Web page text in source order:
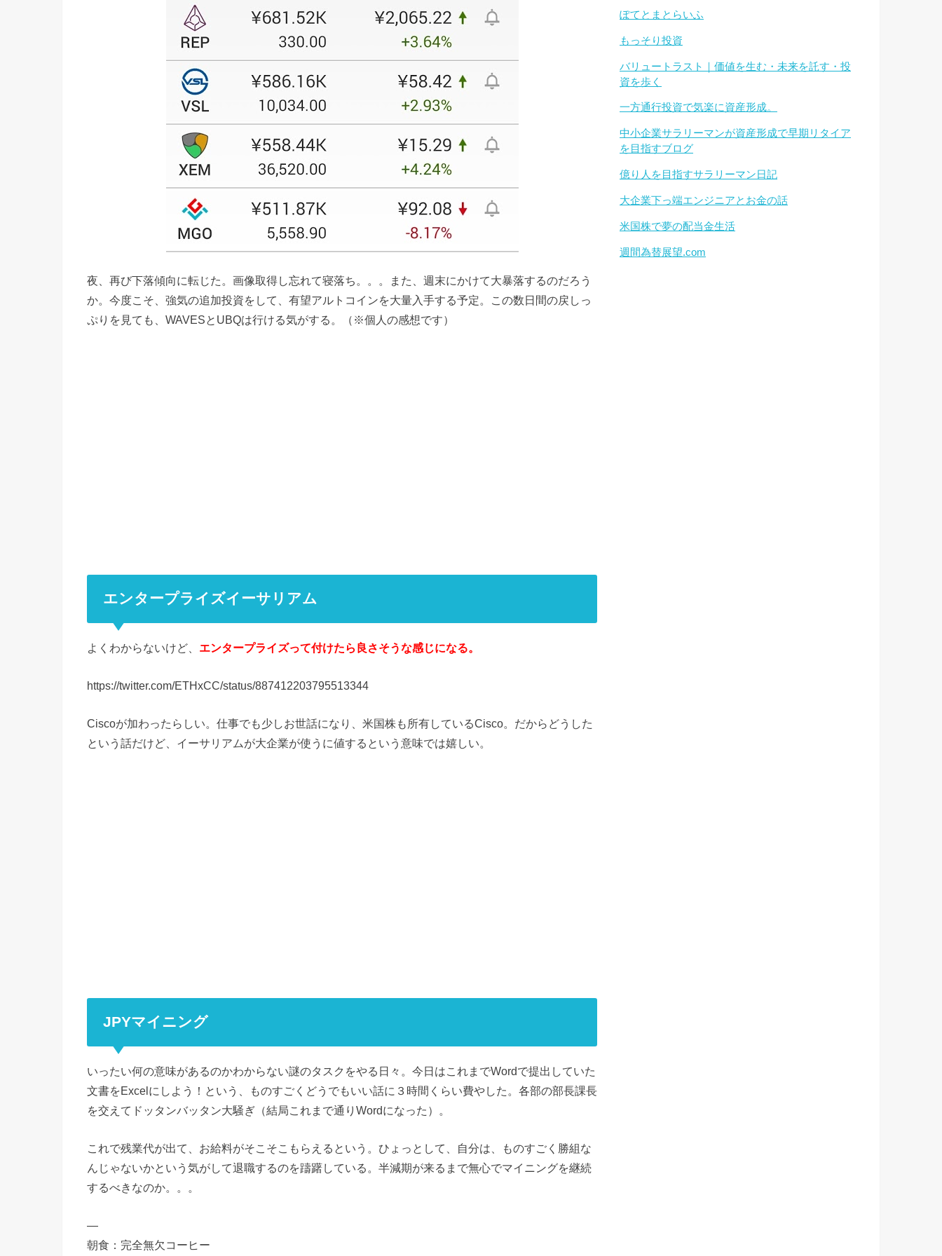
夜、再び下落傾向に転じた。画像取得し忘れて寝落ち。。。また、週末にかけて大暴落するのだろう
か。今度こそ、強気の追加投資をして、有望アルトコインを大量入手する予定。この数日間の戻しっ
ぷりを見ても、WAVESとUBQは行ける気がする。（※個人の感想です）
エンタープライズイーサリアム
よくわからないけど、 エンタープライズって付けたら良さそうな感じになる。
https://twitter.com/ETHxCC/status/887412203795513344
Ciscoが加わったらしい。仕事でも少しお世話になり、米国株も所有しているCisco。だからどうした
という話だけど、イーサリアムが大企業が使うに値するという意味では嬉しい。
JPYマイニング
いったい何の意味があるのかわからない謎のタスクをやる日々。今日はこれまでWordで提出していた
文書をExcelにしよう！という、ものすごくどうでもいい話に３時間くらい費やした。各部の部長課長
を交えてドッタンバッタン大騒ぎ（結局これまで通りWordになった）。
これで残業代が出て、お給料がそこそこもらえるという。ひょっとして、自分は、ものすごく勝組な
んじゃないかという気がして退職するのを躊躇している。半減期が来るまで無心でマイニングを継続
するべきなのか。。。
—
朝食：完全無欠コーヒー
ぽてとまとらいふ
もっそり投資
バリュートラスト｜価値を生む・未来を託す・投
資を歩く
一方通行投資で気楽に資産形成。
中小企業サラリーマンが資産形成で早期リタイア
を目指すブログ
億り人を目指すサラリーマン日記
大企業下っ端エンジニアとお金の話
米国株で夢の配当金生活
週間為替展望.com